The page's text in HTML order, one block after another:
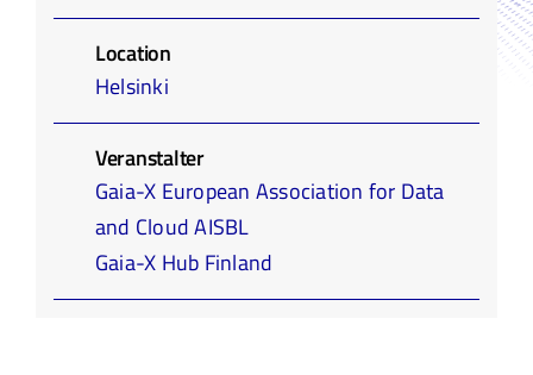
AcademyLocation
Helsinki
Veranstalter
Gaia-X European Association for Data
and Cloud AISBL
Gaia-X Hub Finland